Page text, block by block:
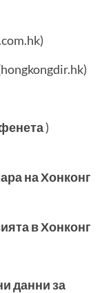
)
на Хонконг
в Хонконг
данни за